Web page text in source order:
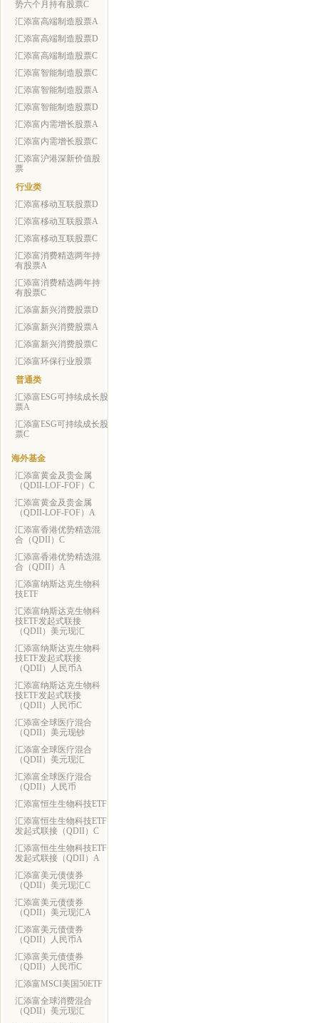
势六个月持有股票C
汇添富高端制造股票A
汇添富高端制造股票D
汇添富高端制造股票C
汇添富智能制造股票C
汇添富智能制造股票A
汇添富智能制造股票D
汇添富内需增长股票A
汇添富内需增长股票C
汇添富沪港深新价值股
票
行业类
汇添富移动互联股票D
汇添富移动互联股票A
汇添富移动互联股票C
汇添富消费精选两年持
有股票A
汇添富消费精选两年持
有股票C
汇添富新兴消费股票D
汇添富新兴消费股票A
汇添富新兴消费股票C
汇添富环保行业股票
普通类
汇添富ESG可持续成长股
票A
汇添富ESG可持续成长股
票C
海外基金
汇添富黄金及贵金属
（QDII-LOF-FOF）C
汇添富黄金及贵金属
（QDII-LOF-FOF）A
汇添富香港优势精选混
合（QDII）C
汇添富香港优势精选混
合（QDII）A
汇添富纳斯达克生物科
技ETF
汇添富纳斯达克生物科
技ETF发起式联接
（QDII）美元现汇
汇添富纳斯达克生物科
技ETF发起式联接
（QDII）人民币A
汇添富纳斯达克生物科
技ETF发起式联接
（QDII）人民币C
汇添富全球医疗混合
（QDII）美元现钞
汇添富全球医疗混合
（QDII）美元现汇
汇添富全球医疗混合
（QDII）人民币
汇添富恒生生物科技ETF
汇添富恒生生物科技ETF
发起式联接（QDII）C
汇添富恒生生物科技ETF
发起式联接（QDII）A
汇添富美元债债券
（QDII）美元现汇C
汇添富美元债债券
（QDII）美元现汇A
汇添富美元债债券
（QDII）人民币A
汇添富美元债债券
（QDII）人民币C
汇添富MSCI美国50ETF
汇添富全球消费混合
（QDII）美元现汇